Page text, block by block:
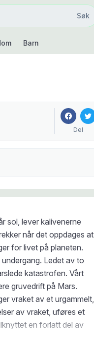
Søk
Søk
Barn
Del
sol, lever kalivenerne
når det oppdages at
for livet på planeten.
Ledet av to
katastrofen. Vårt
gruvedrift på Mars.
vraket av et urgammelt,
av vraket, uføres et
en forlatt del av
gamle